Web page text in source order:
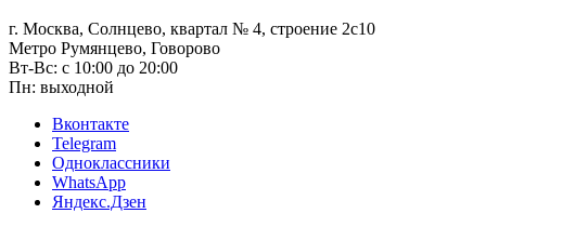
г. Москва, Солнцево, квартал № 4, строение 2с10
Метро Румянцево, Говорово
Вт-Вс: с 10:00 до 20:00
Пн: выходной
Вконтакте
Telegram
Одноклассники
WhatsApp
Яндекс.Дзен